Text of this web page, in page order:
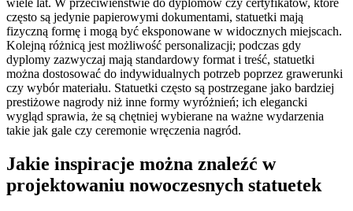
wiele lat. W przeciwieństwie do dyplomów czy certyfikatów, które
często są jedynie papierowymi dokumentami, statuetki mają
fizyczną formę i mogą być eksponowane w widocznych miejscach.
Kolejną różnicą jest możliwość personalizacji; podczas gdy
dyplomy zazwyczaj mają standardowy format i treść, statuetki
można dostosować do indywidualnych potrzeb poprzez grawerunki
czy wybór materiału. Statuetki często są postrzegane jako bardziej
prestiżowe nagrody niż inne formy wyróżnień; ich elegancki
wygląd sprawia, że są chętniej wybierane na ważne wydarzenia
takie jak gale czy ceremonie wręczenia nagród.
Jakie inspiracje można znaleźć w
projektowaniu nowoczesnych statuetek